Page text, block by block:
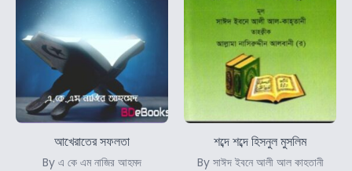
আখেরাতের সফলতা
By এ কে এম নাজির আহমদ
শব্দে শব্দে হিসনুল মুসলিম
By সাঈদ ইবনে আলী আল কাহতানী